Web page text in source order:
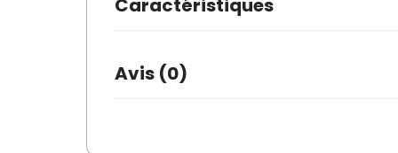
Caractéristiques
Avis (0)